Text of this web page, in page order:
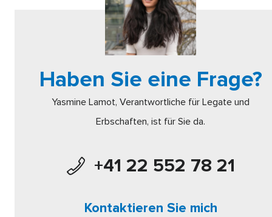
Haben Sie eine Frage?
Yasmine Lamot, Verantwortliche für Legate und
Erbschaften, ist für Sie da.
+41 22 552 78 21
Kontaktieren Sie mich